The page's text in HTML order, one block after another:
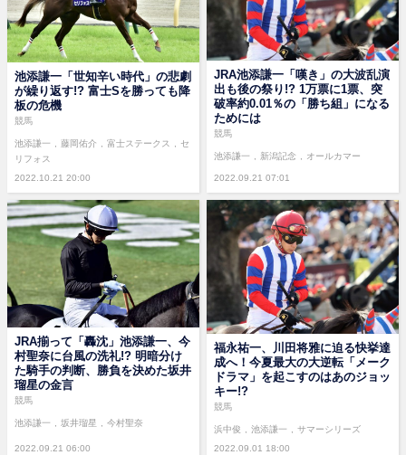
池添謙一「世知辛い時代」の悲劇
が繰り返す!? 富士Sを勝っても降
板の危機
2022.10.21 20:00
競馬
池添謙一 藤岡佑介 富士ステークス
セ
リフォス
JRA池添謙一「嘆き」の大波乱演
出も後の祭り!? 1万票に1票、突
破率約0.01％の「勝ち組」になる
ためには
2022.09.21 07:01
競馬
池添謙一 新潟記念 オールカマー
JRA揃って「轟沈」池添謙一、今
村聖奈に台風の洗礼!? 明暗分け
た騎手の判断、勝負を決めた坂井
瑠星の金言
2022.09.21 06:00
競馬
池添謙一 坂井瑠星 今村聖奈
福永祐一、川田将雅に迫る快挙達
成へ！今夏最大の大逆転「メーク
ドラマ」を起こすのはあのジョッ
キー!?
2022.09.01 18:00
競馬
浜中俊 池添謙一 サマーシリーズ